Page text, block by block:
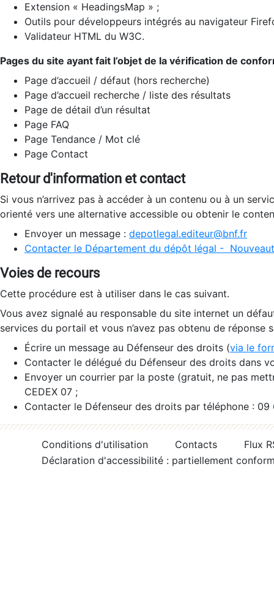
Extension « HeadingsMap » ;
Outils pour développeurs intégrés au navigateur
Validateur HTML du W3C.
Pages du site ayant fait l’objet de la vérification de
Page d’accueil / défaut (hors recherche)
Page d’accueil recherche / liste des résultats
Page de détail d’un résultat
Page FAQ
Page Tendance / Mot clé
Page Contact
Retour d'information et contact
Si vous n’arrivez pas à accéder à un contenu ou à un
orienté vers une alternative accessible ou obtenir le
Envoyer un message : depotlegal.editeur@bnf.fr
Contacter le Département du dépôt légal -
Voies de recours
Cette procédure est à utiliser dans le cas suivant.
Vous avez signalé au responsable du site internet un
services du portail et vous n’avez pas obtenu de réponse
Écrire un message au Défenseur des droits (via le
Contacter le délégué du Défenseur des droits dans
Envoyer un courrier par la poste (gratuit, ne pas
CEDEX 07 ;
Contacter le Défenseur des droits par téléphone :
Conditions d'utilisation Contacts
Flux
Déclaration d'accessibilité : partiellement